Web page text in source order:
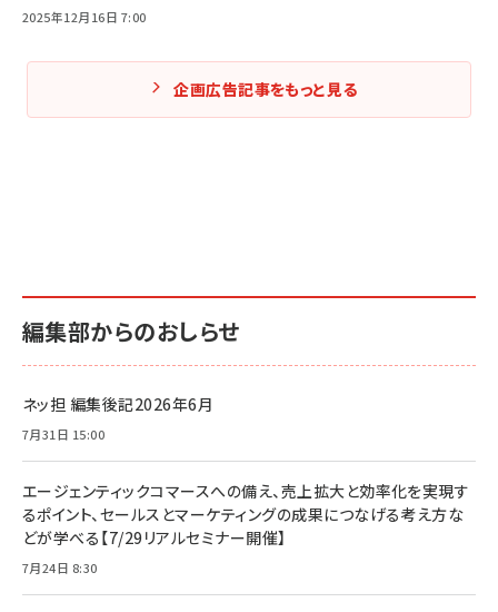
2025年12月16日 7:00
企画広告記事をもっと見る
編集部からのおしらせ
ネッ担 編集後記2026年6月
7月31日 15:00
エージェンティックコマースへの備え、売上拡大と効率化を実現す
るポイント、セールスとマーケティングの成果につなげる考え方な
どが学べる【7/29リアルセミナー開催】
7月24日 8:30